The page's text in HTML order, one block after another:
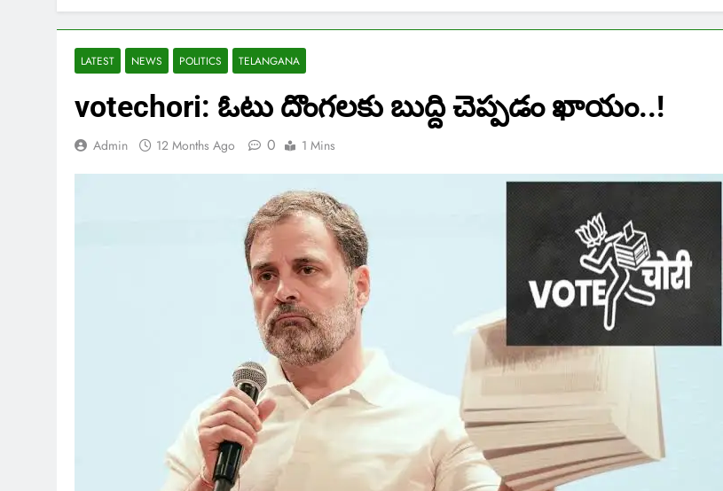
LATEST NEWS POLITICS TELANGANA
votechori: ఓటు దొంగలకు బుద్ది చెప్పడం ఖాయం..!
Admin 12 Months Ago 0 1 Mins